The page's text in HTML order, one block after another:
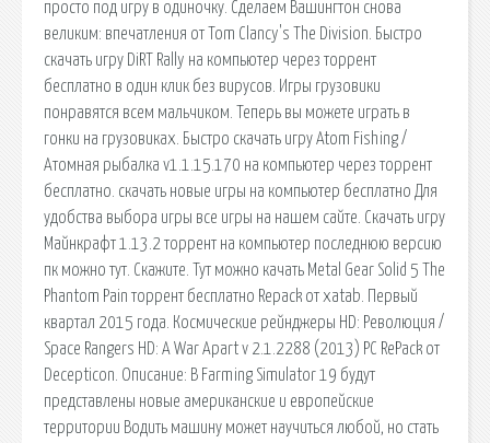
просто под игру в одиночку. Сделаем Вашингтон снова
великим: впечатления от Tom Clancy's The Division. Быстро
скачать игру DiRT Rally на компьютер через торрент
бесплатно в один клик без вирусов. Игры грузовики
понравятся всем мальчиком. Теперь вы можете играть в
гонки на грузовиках. Быстро скачать игру Atom Fishing /
Атомная рыбалка v1.1.15.170 на компьютер через торрент
бесплатно. скачать новые игры на компьютер бесплатно Для
удобства выбора игры все игры на нашем сайте. Скачать игру
Майнкрафт 1.13.2 торрент на компьютер последнюю версию
пк можно тут. Скажите. Тут можно качать Metal Gear Solid 5 The
Phantom Pain торрент бесплатно Repack от xatab. Первый
квартал 2015 года. Космические рейнджеры HD: Революция /
Space Rangers HD: A War Apart v 2.1.2288 (2013) PC RePack от
Decepticon. Описание: В Farming Simulator 19 будут
представлены новые американские и европейские
территории Водить машину может научиться любой, но стать